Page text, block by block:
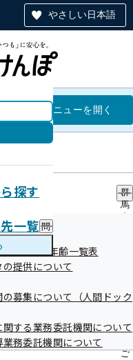
やさしい日本語
探す
一覧 問
い
わ
届
先
一
覧
群馬支部
メニューを開く
群
馬
保
健
導
ご
診対象者年齢一覧表
提供について
募集について（人間ドック
する業務委託機関について
務委託機関について
評議会を開催い